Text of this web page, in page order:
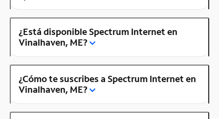
¿Está disponible Spectrum Internet en
Vinalhaven, ME?
¿Cómo te suscribes a Spectrum Internet en
Vinalhaven, ME?